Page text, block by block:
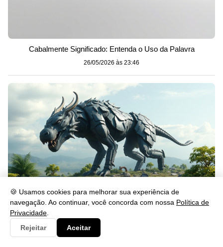
🍪 Usamos cookies para melhorar sua experiência de
navegação. Ao continuar, você concorda com nossa Política de
Privacidade
Rejeitar
Aceitar
Cabalmente Significado: Entenda o Uso da Palavra
26/05/2026 às 23:46
Gerou: Significado, Uso e Exemplos na Língua Portuguesa
26/05/2026 às 23:46